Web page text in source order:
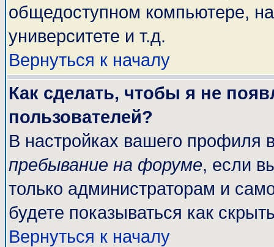
общедоступном компьютере,
университете и т.д.
Вернуться к началу
Как сделать, чтобы я не
пользователей?
В настройках вашего профиля
пребывание на форуме, если
только администраторам и
будете показываться как
Вернуться к началу